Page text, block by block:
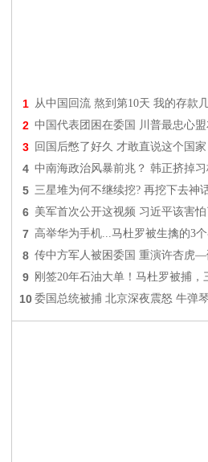
1 从中国回流 熬到第10天 我的存款
2 中国代表团困在委国 川普最忠心盟
3 回国后憋了好久 才敢直说这个国家
4 中南海政治风暴前兆？ 韩正挤掉
5 三星堆为何不继续挖? 再挖下去神
6 美军首次公开这视频 习近平该害怕
7 高举华为手机...马杜罗被生擒的3
8 传中方军人被困委国 重演许杏虎
9 刚签20年石油大单！马杜罗被捕，
10 委国总统被捕 北京深夜震怒 牛弹